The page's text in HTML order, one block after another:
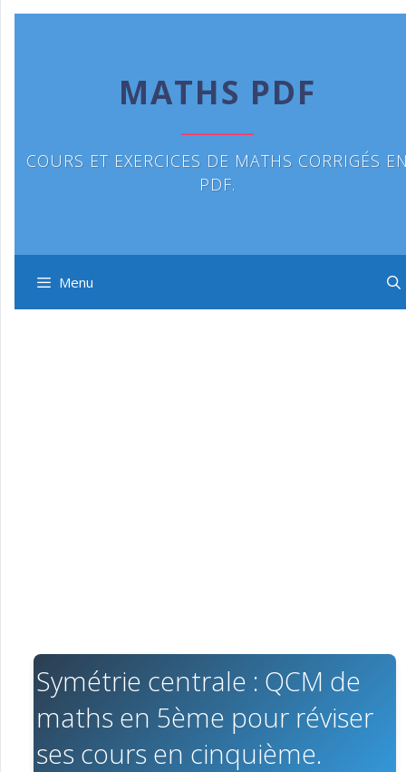
MATHS PDF
COURS ET EXERCICES DE MATHS CORRIGÉS
PDF.
Menu
Symétrie centrale : QCM de
maths en 5ème pour réviser
ses cours en cinquième.